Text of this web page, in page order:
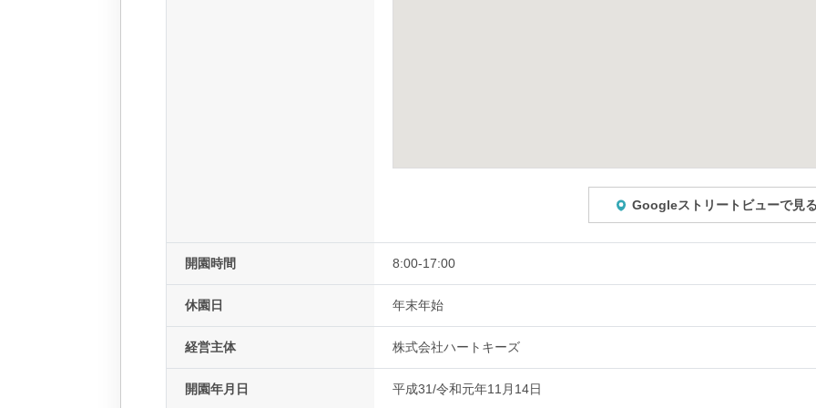
Googleストリートビューで見
開園時間 8:00-17:00
休園日 年末年始
経営主体 株式会社ハートキーズ
開園年月日 平成31/令和元年11月14日